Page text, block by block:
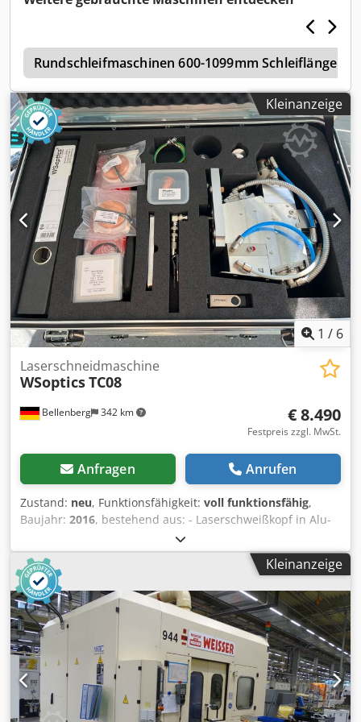
Rundschleifmaschinen 600-1099mm Schleiflänge
Kleinanzeige
1 / 6
Bellenberg 342 km
Laserschneidmaschine
WSopticsTC08
€ 8.490
Festpreis zzgl. MwSt.
Anfragen Anrufen
Zustand: neu, Funktionsfähigkeit: voll funktionsfähig,
Baujahr: 2016, bestehend aus: - Laserschweißkopf in Alu-
Koffer - Koaxialverlängerung - Gasdruckminderer für
Schweißgaszuführung Cjdpozl Rycjfx Aa Esha -
Bedienungsanleitung - Aluminumtragekoffer 5300_2 -
WSweld Starter Kit Starter Kit WSweld Bestehend aus: 3 x
Ringspaltdüse 1 x Fokussierspiegel 1 x Umlenkspiegel 1 x
ZnSe-Fenster Laserschweißkopf TC08 Das Ersetzen des
Schneidkopfs durch den WSweld Laserschweißkopf TC08
erweitert eine Flachbett-Maschine zur
Laserschweißanlage. Tief- und Wärmeleitschweißen in
einer Optik vereint Aktive Kühlung aller optischen
Elemente Koaxiale Schweißgaszuführung für perfekte
Kleinanzeige